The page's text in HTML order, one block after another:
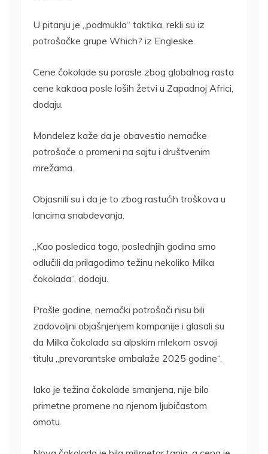
U pitanju je „podmukla“ taktika, rekli su iz
potrošačke grupe Which? iz Engleske.
Cene čokolade su porasle zbog globalnog rasta
cene kakaoa posle loših žetvi u Zapadnoj Africi,
dodaju.
Mondelez kaže da je obavestio nemačke
potrošače o promeni na sajtu i društvenim
mrežama.
Objasnili su i da je to zbog rastućih troškova u
lancima snabdevanja.
„Kao posledica toga, poslednjih godina smo
odlučili da prilagodimo težinu nekoliko Milka
čokolada“, dodaju.
Prošle godine, nemački potrošači nisu bili
zadovoljni objašnjenjem kompanije i glasali su
da Milka čokolada sa alpskim mlekom osvoji
titulu „prevarantske ambalaže 2025 godine“.
Iako je težina čokolade smanjena, nije bilo
primetne promene na njenom ljubičastom
omotu.